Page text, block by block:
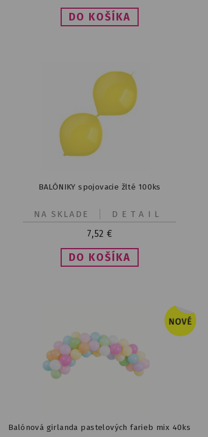
BALÓNIKY spojovacie žlté 100ks
7,52 €
DETAIL
NA SKLADE
Balónová girlanda pastelových farieb mix 40ks